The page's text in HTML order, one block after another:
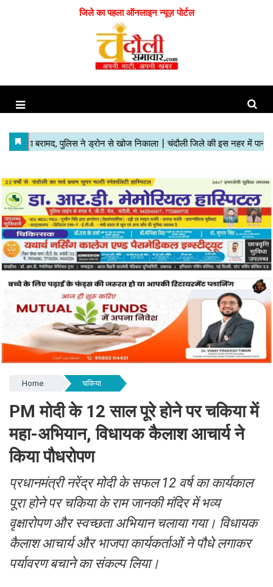
जिले का पहला ऑनलाइन न्यूज़ पोर्टल
Home चकिया
PM मोदी के 12 साल पूरे होने पर चकिया में
महा-अभियान, विधायक कैलाश आचार्य ने
किया पौधरोपण
प्रधानमंत्री नरेंद्र मोदी के सफल 12 वर्ष का कार्यकाल
पूरा होने पर चकिया के राम जानकी मंदिर में भव्य
वृक्षारोपण और स्वच्छता अभियान चलाया गया। विधायक
कैलाश आचार्य और भाजपा कार्यकर्ताओं ने पौधे लगाकर
पर्यावरण बचाने का संकल्प लिया।